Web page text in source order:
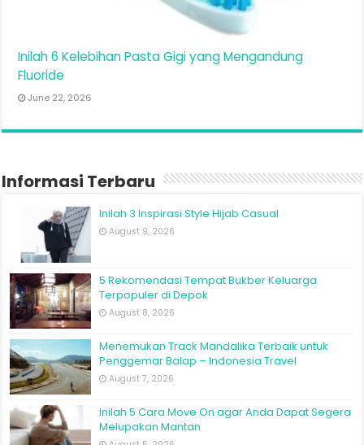
Inilah 6 Kelebihan Pasta Gigi yang Mengandung
Fluoride
June 22, 2026
Informasi Terbaru
Inilah 3 Inspirasi Style Hijab Casual
August 9, 2026
5 Rekomendasi Tempat Bukber Keluarga
Terpopuler di Depok
August 8, 2026
Menemukan Track Mandalika Terbaik untuk
Penggemar Balap – Indonesia Travel
August 7, 2026
Inilah 5 Cara Move On agar Anda Dapat Segera
Melupakan Mantan